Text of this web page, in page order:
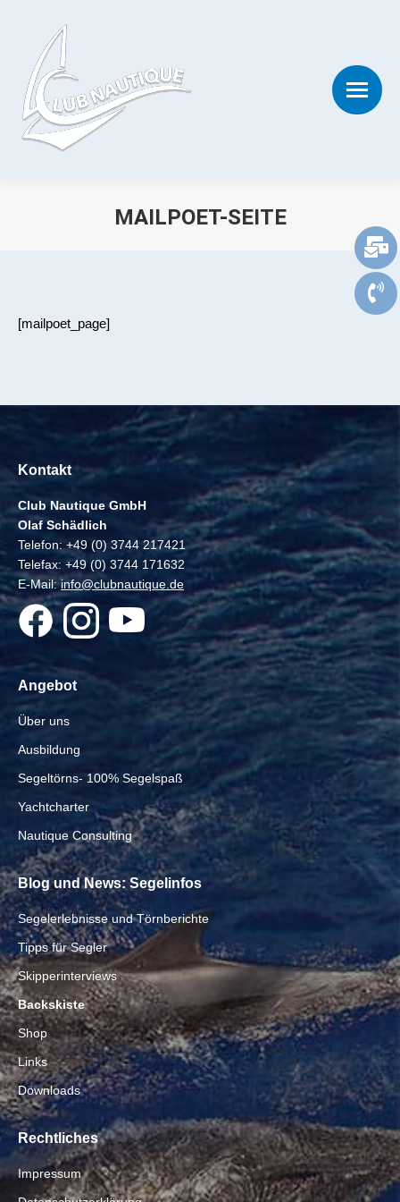
MAILPOET-SEITE
[mailpoet_page]
Kontakt
Club Nautique GmbH
Olaf Schädlich
Telefon: +49 (0) 3744 217421
Telefax: +49 (0) 3744 171632
E-Mail:info@clubnautique.de
Angebot
Über uns
Ausbildung
Segeltörns- 100% Segelspaß
Yachtcharter
Nautique Consulting
Blog und News: Segelinfos
Segelerlebnisse und Törnberichte
Tipps für Segler
Skipperinterviews
Backskiste
Shop
Links
Downloads
Rechtliches
Impressum